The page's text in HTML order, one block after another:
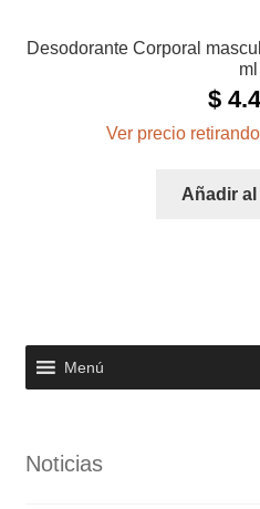
Desodorante Corporal
ml
$
Ver precio
Añadir
Menú
Noticias